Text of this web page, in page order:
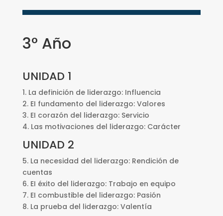
3° Año
UNIDAD 1
1. La definición de liderazgo: Influencia
2. EI fundamento del liderazgo: Valores
3. EI corazón del liderazgo: Servicio
4. Las motivaciones del liderazgo: Carácter
UNIDAD 2
5. La necesidad del liderazgo: Rendición de
cuentas
6. EI éxito del liderazgo: Trabajo en equipo
7. EI combustible del liderazgo: Pasión
8. La prueba del liderazgo: Valentía